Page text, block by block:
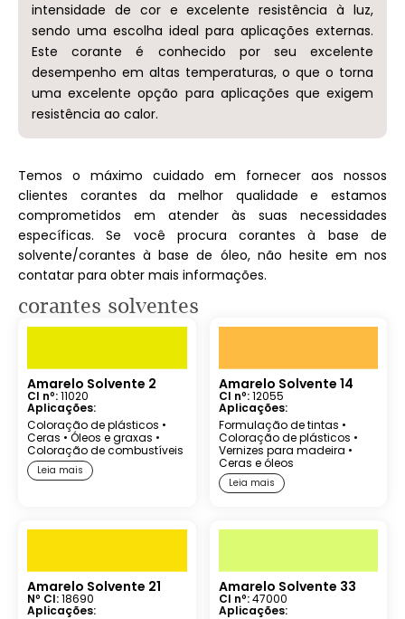
intensidade de cor e excelente resistência à luz,
sendo uma escolha ideal para aplicações externas.
Este corante é conhecido por seu excelente
desempenho em altas temperaturas, o que o torna
uma excelente opção para aplicações que exigem
resistência ao calor.
Temos o máximo cuidado em fornecer aos nossos
clientes corantes da melhor qualidade e estamos
comprometidos em atender às suas necessidades
específicas. Se você procura corantes à base de
solvente/corantes à base de óleo, não hesite em nos
contatar para obter mais informações.
corantes solventes
Amarelo Solvente 2
CI nº:11020
Aplicações:
Coloração de plásticos •
Ceras • Óleos e graxas •
Coloração de combustíveis
Leia mais
Amarelo Solvente 14
CI nº:12055
Aplicações:
Formulação de tintas •
Coloração de plásticos •
Vernizes para madeira •
Ceras e óleos
Leia mais
Amarelo Solvente 21
Nº CI:18690
Aplicações:
Amarelo Solvente 33
CI nº:47000
Aplicações: